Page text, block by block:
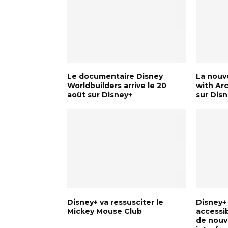
Le documentaire Disney
Worldbuilders arrive le 20
août sur Disney+
La
with
sur
Disney+ va ressusciter le
Mickey Mouse Club
de